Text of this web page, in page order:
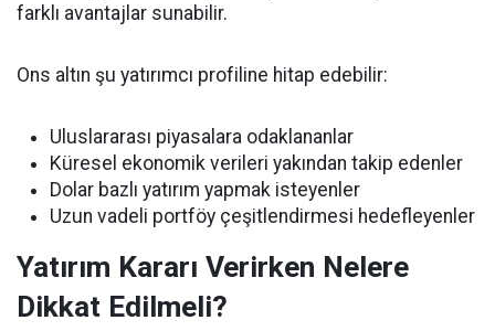
farklı avantajlar sunabilir.
Ons altın şu yatırımcı profiline hitap edebilir:
Uluslararası piyasalara odaklananlar
Küresel ekonomik verileri yakından takip edenler
Dolar bazlı yatırım yapmak isteyenler
Uzun vadeli portföy çeşitlendirmesi hedefleyenler
Yatırım Kararı Verirken Nelere
Dikkat Edilmeli?